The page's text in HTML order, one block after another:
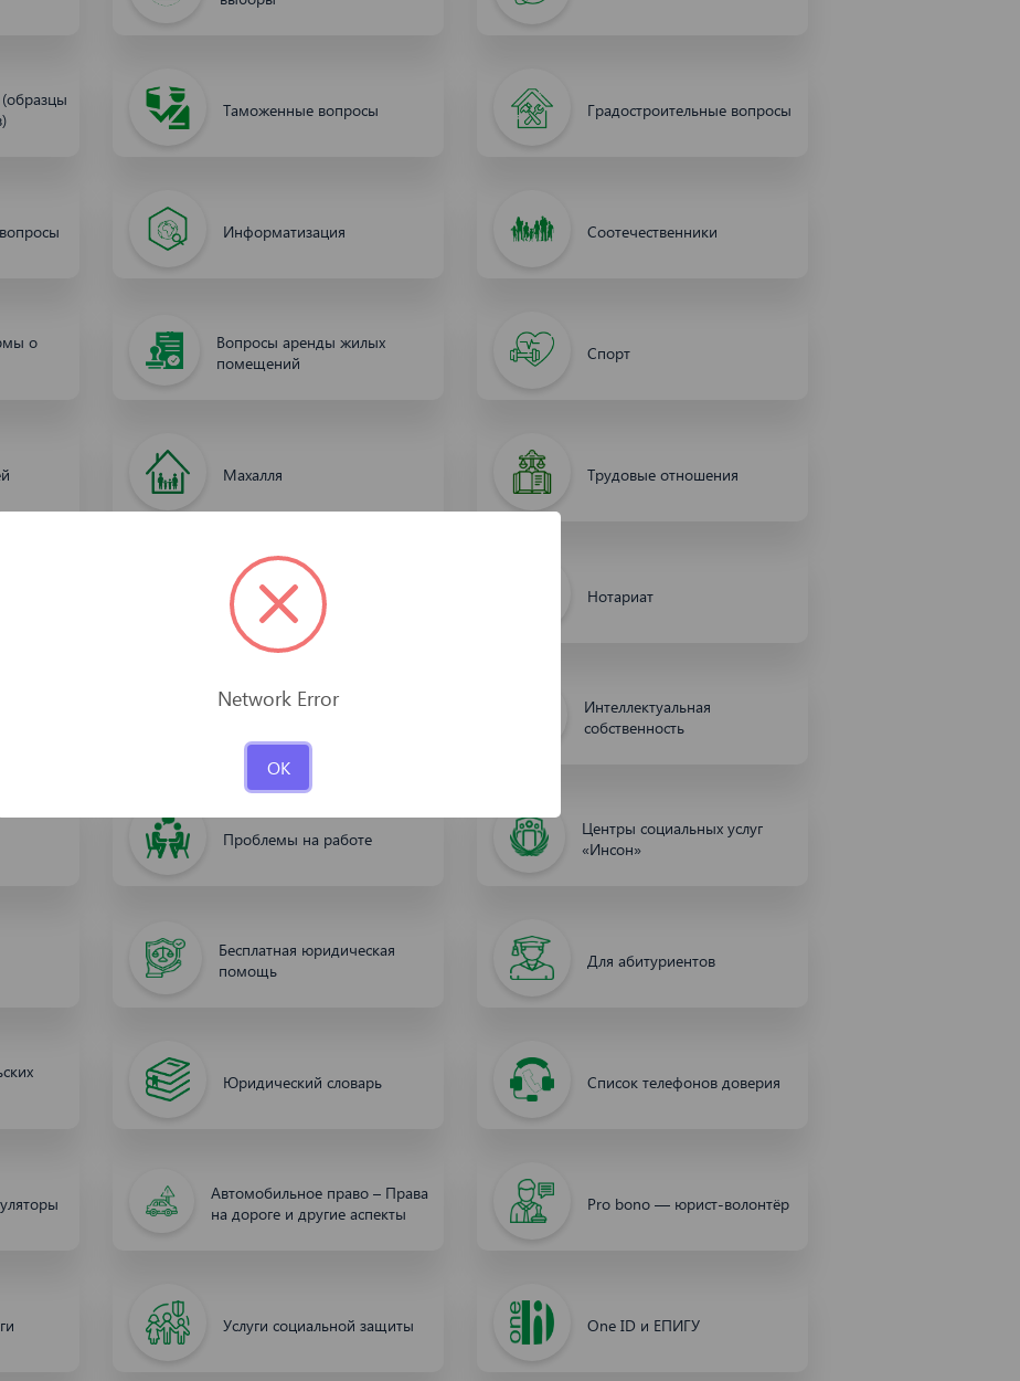
Таможенные вопросы Градостроительные вопросы
Информатизация Соотечественники
о
Вопросы аренды жилых
помещений
Спорт
Махалля Трудовые отношения
КОНСТИТУЦИЯ РЕСПУБЛИКИ
УЗБЕКИСТАН
Нотариат
Средства массовой
Интеллектуальная
собственность
Проблемы на работе
Центры социальных услуг
«Инсон»
Бесплатная юридическая
помощь
Для абитуриентов
Юридический словарь Список телефонов доверия
Автомобильное право – Права
на дороге и другие аспекты
Pro bono — юрист-волонтёр
Услуги социальной защиты One ID и ЕПИГУ